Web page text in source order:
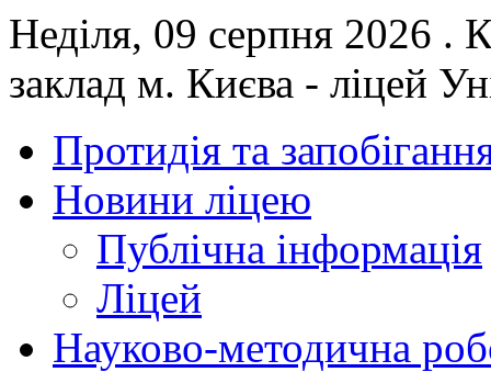
Неділя, 09 серпня 2026 .
заклад м. Києва - ліцей
Протидія та
Новини ліцею
Публічна інформація
Ліцей
Науково-методична